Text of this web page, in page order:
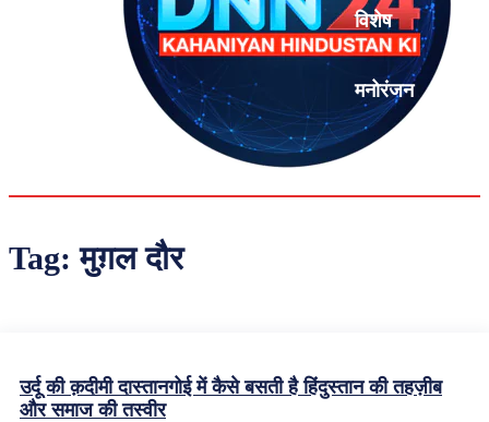
विशेष
मनोरंजन
Tag:मुग़ल दौर
उर्दू की क़दीमी दास्तानगोई में कैसे बसती है हिंदुस्तान की तहज़ीब
और समाज की तस्वीर